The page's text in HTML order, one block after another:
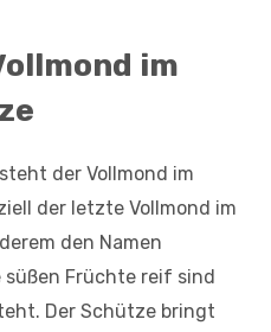
im
steht der Vollmond im
der letzte Vollmond im
den Namen
süßen Früchte reif sind
Der Schütze bringt